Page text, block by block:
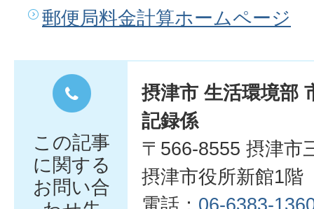
郵便局料金計算ホームページ
この記事
に関する
お問い合
摂津市 生活環境部
記録係
〒566-8555 摂津市
摂津市役所新館1階
電話： 06-6383-